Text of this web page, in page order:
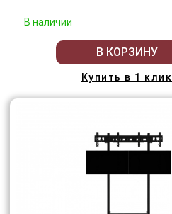
В наличии
В КОРЗИНУ
Купить в 1 клик